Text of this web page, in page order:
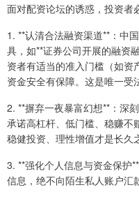
面对配资论坛的诱惑，投资者
1. **认清合法融资渠道**：中
具，如**证券公司开展的融资
资者有适当的准入门槛（如
资金安全有保障。这是唯一
2. **摒弃一夜暴富幻想**：深
承诺高杠杆、低门槛、稳赚不
稳健投资、理性增值才是长久
3. **强化个人信息与资金保护
信息，绝不向陌生私人账户汇